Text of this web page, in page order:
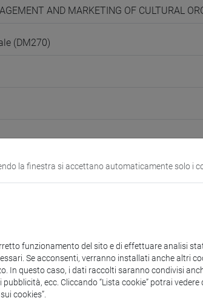
AND MARKETING OF CULTURAL
(DM270)
del corso
la finestra si accettano automaticamente solo i
funzionamento del sito e di effettuare analisi
Se acconsenti, verranno installati anche altri
In questo caso, i dati raccolti saranno condivisi
ecc. Cliccando “Lista cookie” potrai vedere
cookies”.